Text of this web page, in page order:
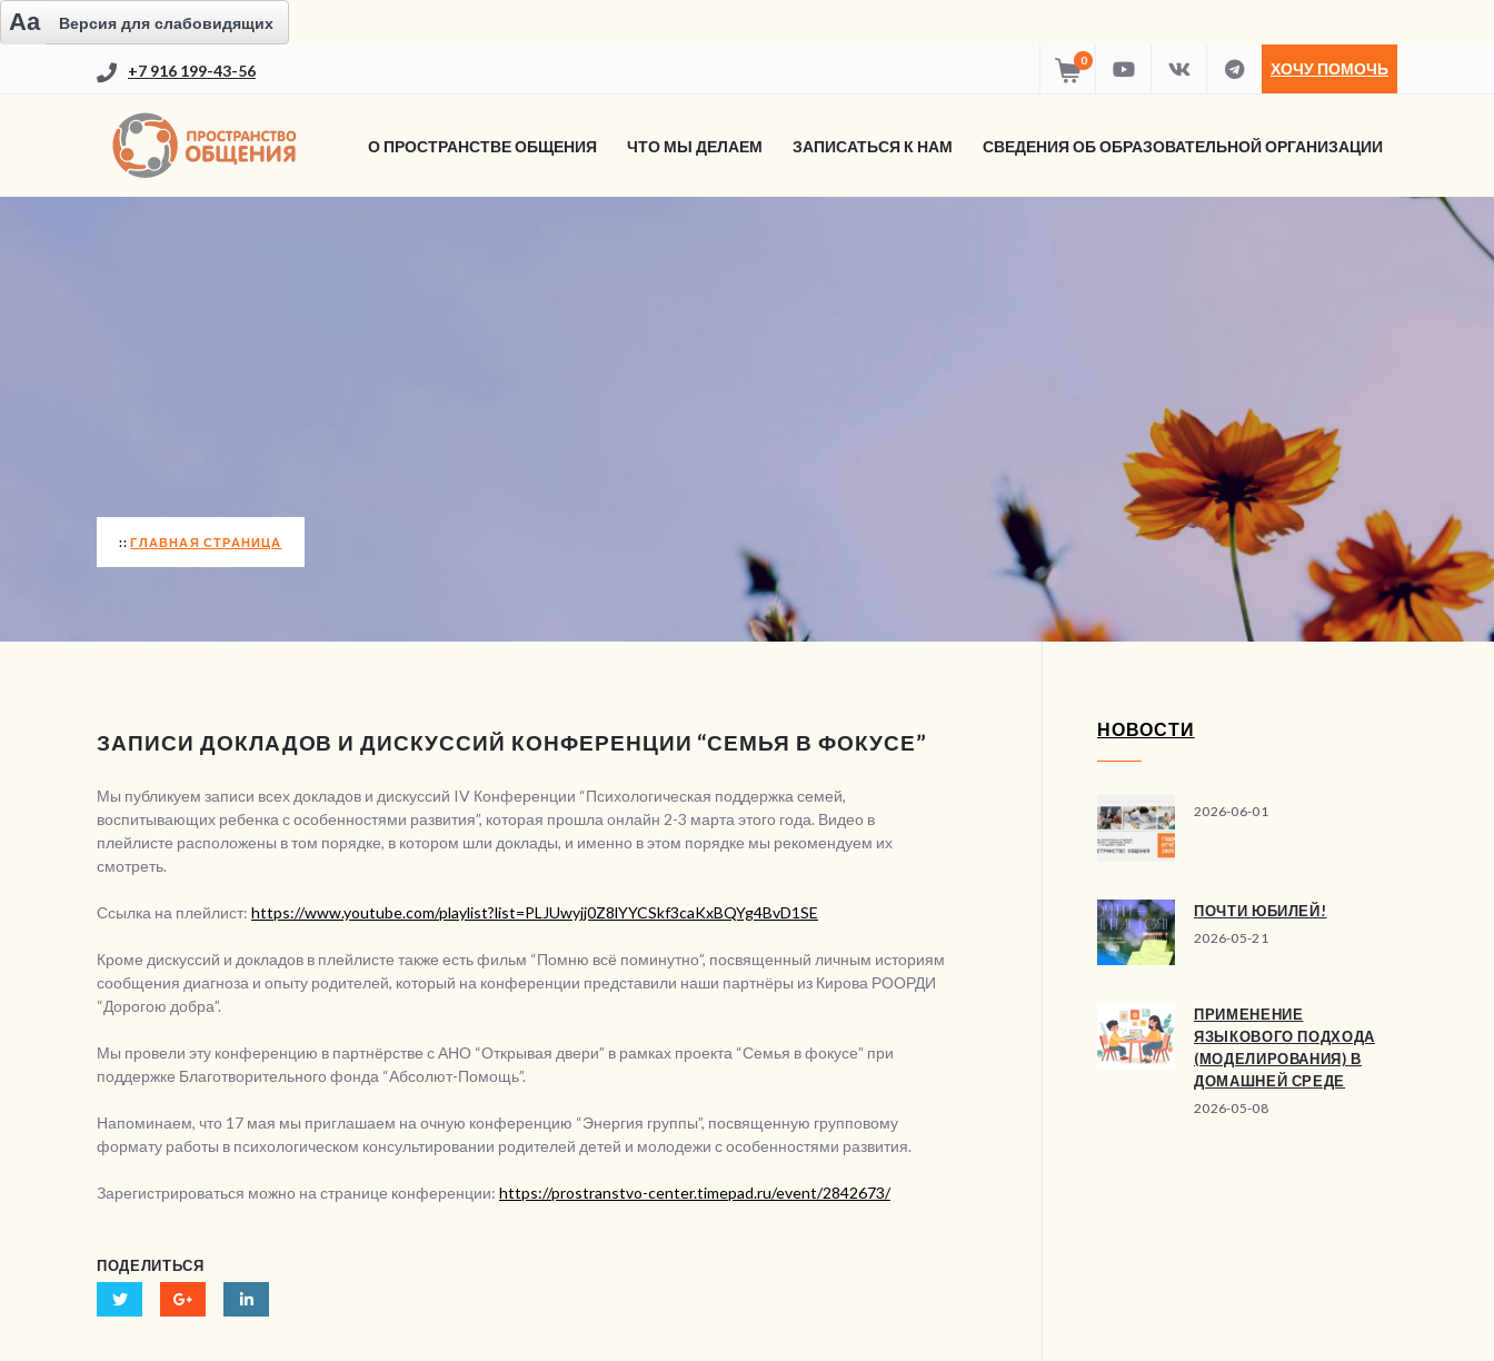
Aa Версия для слабовидящих
+7 916 199-43-56
0 ХОЧУ ПОМОЧЬ
О ПРОСТРАНСТВЕ ОБЩЕНИЯ ЧТО МЫ ДЕЛАЕМ ЗАПИСАТЬСЯ К НАМ СВЕДЕНИЯ ОБ ОБРАЗОВАТЕЛЬНОЙ ОРГАНИЗАЦИИ
ГЛАВНАЯ СТРАНИЦА
ЗАПИСИ ДОКЛАДОВ И ДИСКУССИЙ КОНФЕРЕНЦИИ “СЕМЬЯ В ФОКУСЕ”
Мы публикуем записи всех докладов и дискуссий IV Конференции “Психологическая поддержка семей,
воспитывающих ребенка с особенностями развития”, которая прошла онлайн 2-3 марта этого года. Видео в
плейлисте расположены в том порядке, в котором шли доклады, и именно в этом порядке мы рекомендуем их
смотреть.
Ссылка на плейлист: https://www.youtube.com/playlist?list=PLJUwyjj0Z8lYYCSkf3caKxBQYg4BvD1SE
Кроме дискуссий и докладов в плейлисте также есть фильм “Помню всё поминутно”, посвященный личным историям
сообщения диагноза и опыту родителей, который на конференции представили наши партнёры из Кирова РООРДИ
“Дорогою добра”.
Мы провели эту конференцию в партнёрстве с АНО “Открывая двери” в рамках проекта “Семья в фокусе” при
поддержке Благотворительного фонда “Абсолют-Помощь”.
Напоминаем, что 17 мая мы приглашаем на очную конференцию “Энергия группы”, посвященную групповому
формату работы в психологическом консультировании родителей детей и молодежи с особенностями развития.
Зарегистрироваться можно на странице конференции: https://prostranstvo-center.timepad.ru/event/2842673/
ПОДЕЛИТЬСЯ
НОВОСТИ
2026-06-01
ПОЧТИ ЮБИЛЕЙ!
2026-05-21
ПРИМЕНЕНИЕ
ЯЗЫКОВОГО ПОДХОДА
(МОДЕЛИРОВАНИЯ) В
ДОМАШНЕЙ СРЕДЕ
2026-05-08